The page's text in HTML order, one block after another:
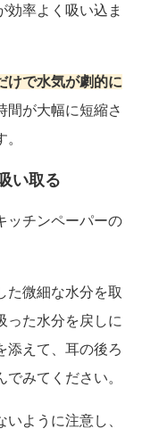
効率よく吸い込ま
けで水気が劇的に
間が大幅に短縮さ
い取る
ッチンペーパーの
た微細な水分を取
った水分を戻しに
添えて、耳の後ろ
みてください。
ように注意し、